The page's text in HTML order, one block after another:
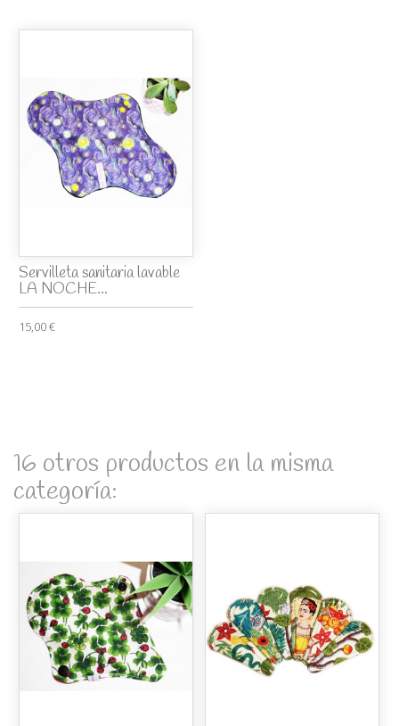
Servilleta sanitaria lavable
LA NOCHE...
15,00 €
16 otros productos en la misma
categoría: